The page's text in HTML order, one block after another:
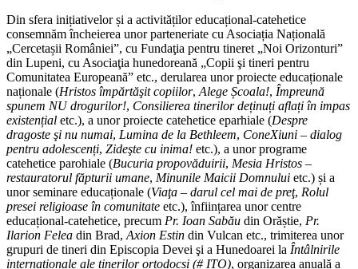
Din sfera inițiativelor și a activităților educațional-catehetice
consemnăm încheierea unor parteneriate cu Asociația Națională
„Cercetașii României”, cu Fundaţia pentru tineret „Noi Orizonturi”
din Lupeni, cu Asociaţia hunedoreană „Copii şi tineri pentru
Comunitatea Europeană” etc., derularea unor proiecte educaționale
naționale (Hristos împărtăşit copiilor, Alege Școala!, Împreună
spunem NU drogurilor!, Consilierea tinerilor deținuți aflați în impas
existențial etc.), a unor proiecte catehetice eparhiale (Despre
dragoste şi nu numai, Lumina de la Bethleem, ConeXiuni – dialog
pentru adolescenți, Zideşte cu inima! etc.), a unor programe
catehetice parohiale (Bucuria propovăduirii, Mesia Hristos –
restauratorul făpturii umane, Minunile Maicii Domnului etc.) și a
unor seminare educaționale (Viaţa – darul cel mai de preţ, Rolul
presei religioase în comunitate etc.), înființarea unor centre
educațional-catehetice, precum Pr. Ioan Sabău din Orăștie, Pr.
Ilarion Felea din Brad, Axion Estin din Vulcan etc., trimiterea unor
grupuri de tineri din Episcopia Devei şi a Hunedoarei la Întâlnirile
internaționale ale tinerilor ortodocși (# ITO), organizarea anuală a